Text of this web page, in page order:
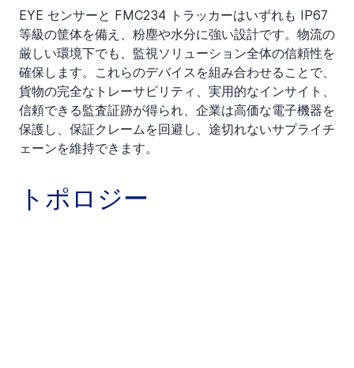
EYE センサーと FMC234 トラッカーはいずれも IP67
等級の筐体を備え、粉塵や水分に強い設計です。物流の
厳しい環境下でも、監視ソリューション全体の信頼性を
確保します。これらのデバイスを組み合わせることで、
貨物の完全なトレーサビリティ、実用的なインサイト、
信頼できる監査証跡が得られ、企業は高価な電子機器を
保護し、保証クレームを回避し、途切れないサプライチ
ェーンを維持できます。
トポロジー